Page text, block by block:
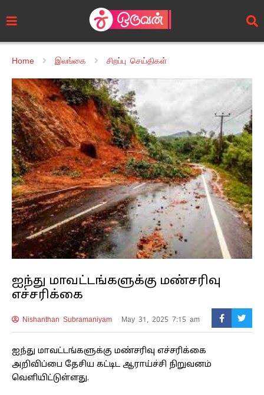
Home இலங்கை சிறப்பு செய்திகள்
ஐந்து மாவட்டங்களுக்கு மண்சரிவு
எச்சரிக்கை
Nishanthan Subramaniyam May 31, 2025 7:15 am
ஐந்து மாவட்டங்களுக்கு மண்சரிவு எச்சரிக்கை
அறிவிப்பை தேசிய கட்டிட ஆராய்ச்சி நிறுவனம்
வெளியிட்டுள்ளது.